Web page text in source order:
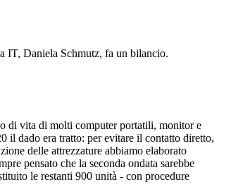
IT, Daniela Schmutz, fa un bilancio.
di vita di molti computer portatili, monitor e
il dado era tratto: per evitare il contatto diretto,
delle attrezzature abbiamo elaborato
pensato che la seconda ondata sarebbe
le restanti 900 unità - con procedure